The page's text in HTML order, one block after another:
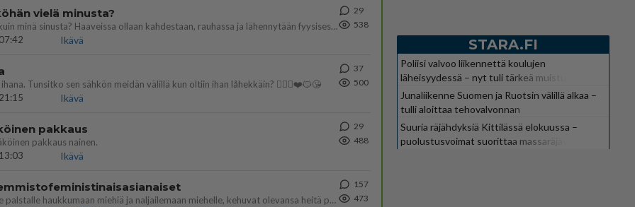
vielä minusta?
Yhtä paljon, kuin minä sinusta? Haaveissa ollaan kahdestaan, rauhassa ja lähennytään fyysisesti ja tutustutaan syvemmin
Ikävä
29
538
Tunsitko sen sähkön meidän välillä kun oltiin ihan låhekkäin? 👩‍❤️‍👩❤️😼😘
Ikävä
37
500
pakkaus
pakkaus nainen.
Ikävä
29
488
Tulevat tänne palstalle haukkumaan miehiä ja naljailemaan miehelle, kehuvat olevansa heitä parempia. Itse asuvat MIEHE
157
473
STARA.FI
Poliisi valvoo liikennettä koulujen
läheisyydessä – nyt tuli tärkeä muistutus
Junaliikenne Suomen ja Ruotsin välillä alkaa –
tulli aloittaa tehovalvonnan
Suuria räjähdyksiä Kittilässä elokuussa –
puolustusvoimat suorittaa massaräjäytyksiä